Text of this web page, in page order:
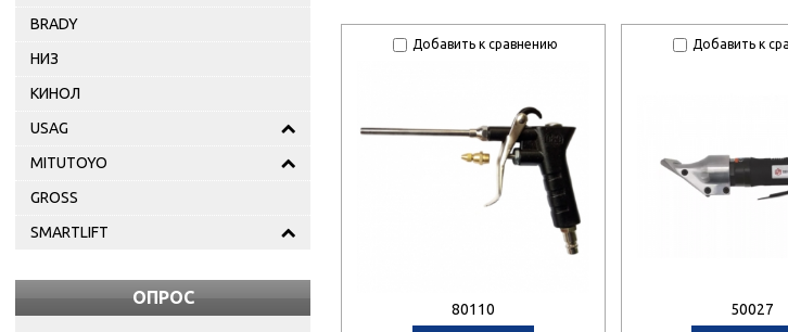
BRADY
НИЗ
КИНОЛ
USAG
MITUTOYO
GROSS
SMARTLIFT
ОПРОС
Добавить к сравнению
80110
Добавить к
50027